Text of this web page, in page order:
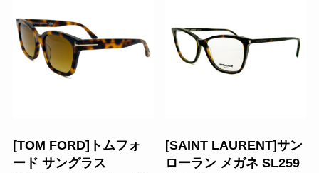
[TOM FORD]トムフォ
ード サングラス
商
品
に
バ
[SAINT LAURENT]サン
ローラン メガネ SL259